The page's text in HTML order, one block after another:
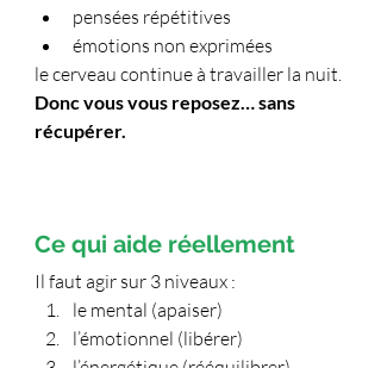
pensées répétitives
émotions non exprimées
le cerveau continue à travailler la nuit.
Donc vous vous reposez… sans
récupérer.
Ce qui aide réellement
Il faut agir sur 3 niveaux :
le mental (apaiser)
l’émotionnel (libérer)